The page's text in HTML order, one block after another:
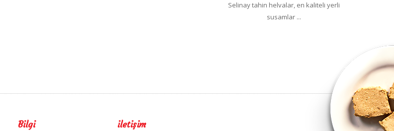
Selinay tahin helvalar, en kaliteli yerli
susamlar ...
Bilgi iletişim